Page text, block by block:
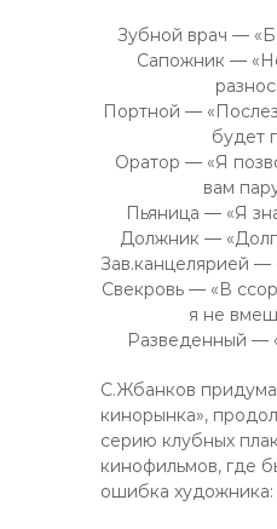
Зубной врач —
Сапожник —
Портной —
будет
Оратор — «Я
вам
Пьяница — «Я
Должник — «Долг
Зав.канцелярией —
Свекровь — «В
я не
Разведенный —
С.Жбанков
кинорынка»,
серию клубных
кинофильмов, где
ошибка художника: